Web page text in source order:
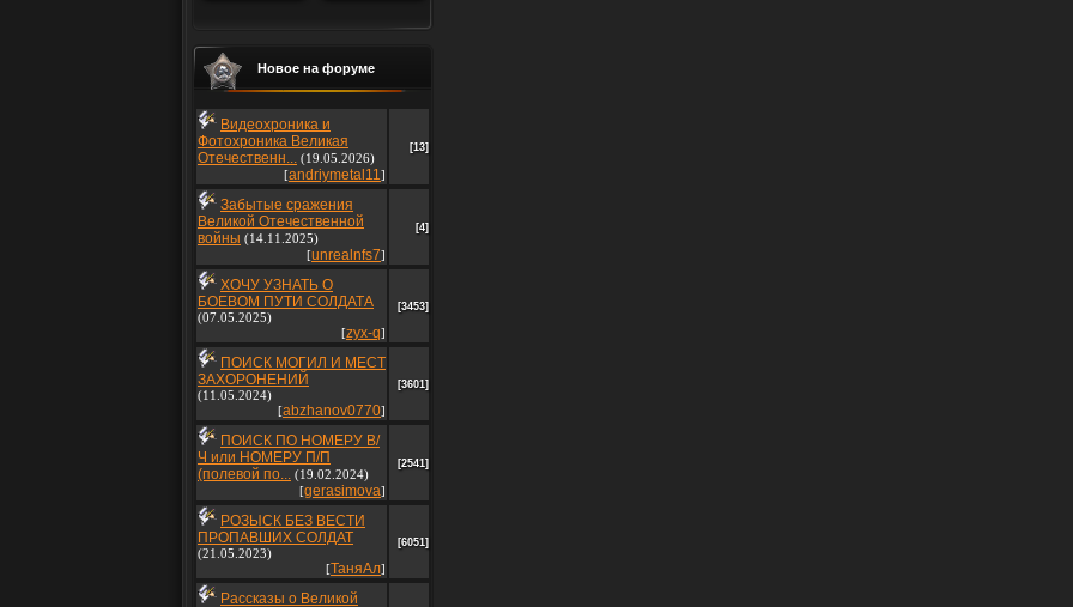
Новое на форуме
Видеохроника и
Фотохроника Великая
Отечественн... (19.05.2026)
[andriymetal11]
[13]
Забытые сражения
Великой Отечественной
войны (14.11.2025)
[unrealnfs7]
[4]
ХОЧУ УЗНАТЬ О
БОЕВОМ ПУТИ СОЛДАТА
(07.05.2025)
[zyx-q]
[3453]
ПОИСК МОГИЛ И МЕСТ
ЗАХОРОНЕНИЙ
(11.05.2024)
[abzhanov0770]
[3601]
ПОИСК ПО НОМЕРУ В/
Ч или НОМЕРУ П/П
(полевой по... (19.02.2024)
[gerasimova]
[2541]
РОЗЫСК БЕЗ ВЕСТИ
ПРОПАВШИХ СОЛДАТ
(21.05.2023)
[ТаняАл]
[6051]
Рассказы о Великой